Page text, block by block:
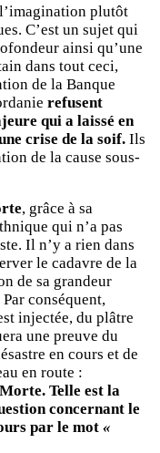
plutôt
C’est un sujet qui
ainsi qu’une
dans tout ceci,
de la Banque
refusent
qui a laissé en
crise de la soif. Ils
de la cause sous-
, grâce à sa
qui n’a pas
Il n’y a rien dans
le cadavre de la
de sa grandeur
conséquent,
injectée, du plâtre
une preuve du
en cours et de
en route :
Telle est la
concernant le
par le mot «